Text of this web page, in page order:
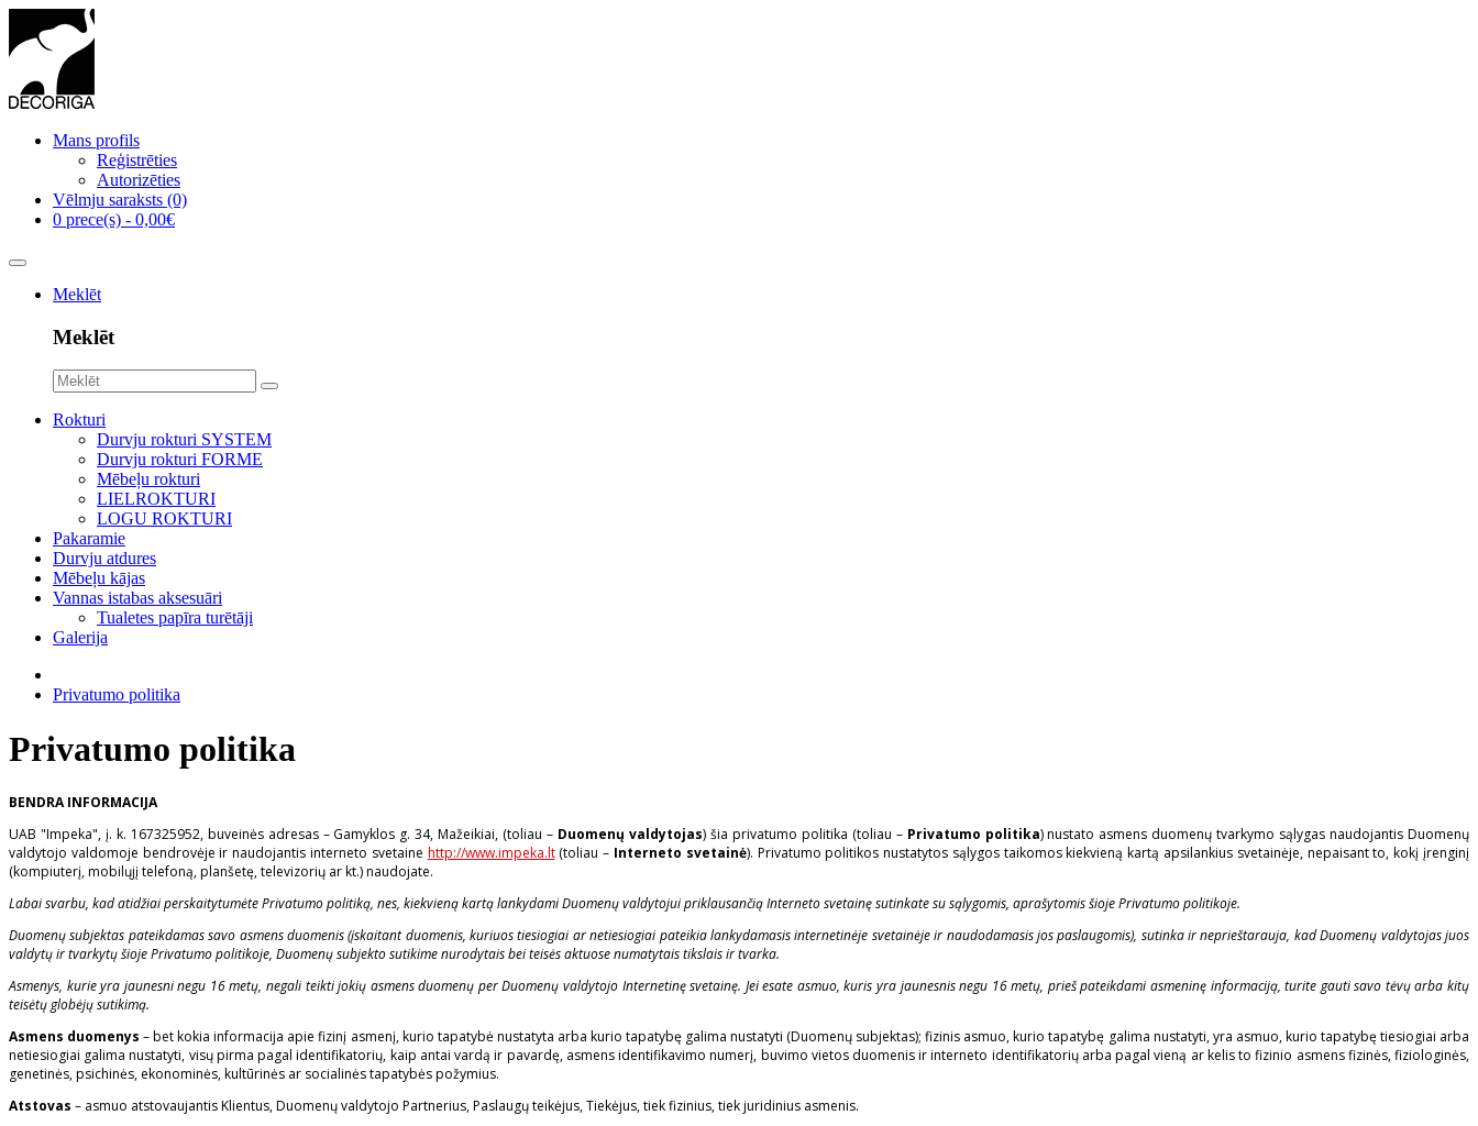
Mans profils
Reģistrēties
Autorizēties
Vēlmju saraksts (0)
0 prece(s) - 0,00€
Meklēt
Meklēt
Rokturi
Durvju rokturi SYSTEM
Durvju rokturi FORME
Mēbeļu rokturi
LIELROKTURI
LOGU ROKTURI
Pakaramie
Durvju atdures
Mēbeļu kājas
Vannas istabas aksesuāri
Tualetes papīra turētāji
Galerija
Privatumo politika
Privatumo politika
BENDRA INFORMACIJA
UAB "Impeka", į. k. 167325952, buveinės adresas – Gamyklos g. 34, Mažeikiai, (toliau – Duomenų valdytojas) šia privatumo politika (toliau – Privatumo politika) nustato asmens duomenų tvarkymo sąlygas naudojantis Duomenų
valdytojo valdomoje bendrovėje ir naudojantis interneto svetaine http://www.impeka.lt(toliau – Interneto svetainė). Privatumo politikos nustatytos sąlygos taikomos kiekvieną kartą apsilankius svetainėje, nepaisant to, kokį įrenginį
(kompiuterį, mobilųjį telefoną, planšetę, televizorių ar kt.) naudojate.
Labai svarbu, kad atidžiai perskaitytumėte Privatumo politiką, nes, kiekvieną kartą lankydami Duomenų valdytojui priklausančią Interneto svetainę sutinkate su sąlygomis, aprašytomis šioje Privatumo politikoje.
Duomenų subjektas pateikdamas savo asmens duomenis (įskaitant duomenis, kuriuos tiesiogiai ar netiesiogiai pateikia lankydamasis internetinėje svetainėje ir naudodamasis jos paslaugomis), sutinka ir neprieštarauja, kad Duomenų valdytojas juos
valdytų ir tvarkytų šioje Privatumo politikoje, Duomenų subjekto sutikime nurodytais bei teisės aktuose numatytais tikslais ir tvarka.
Asmenys, kurie yra jaunesni negu 16 metų, negali teikti jokių asmens duomenų per Duomenų valdytojo Internetinę svetainę. Jei esate asmuo, kuris yra jaunesnis negu 16 metų, prieš pateikdami asmeninę informaciją, turite gauti savo tėvų arba kitų
teisėtų globėjų sutikimą.
Asmens duomenys– bet kokia informacija apie fizinį asmenį, kurio tapatybė nustatyta arba kurio tapatybę galima nustatyti (Duomenų subjektas); fizinis asmuo, kurio tapatybę galima nustatyti, yra asmuo, kurio tapatybę tiesiogiai arba
netiesiogiai galima nustatyti, visų pirma pagal identifikatorių, kaip antai vardą ir pavardę, asmens identifikavimo numerį, buvimo vietos duomenis ir interneto identifikatorių arba pagal vieną ar kelis to fizinio asmens fizinės, fiziologinės,
genetinės, psichinės, ekonominės, kultūrinės ar socialinės tapatybės požymius.
Atstovas – asmuo atstovaujantis Klientus, Duomenų valdytojo Partnerius, Paslaugų teikėjus, Tiekėjus, tiek fizinius, tiek juridinius asmenis.